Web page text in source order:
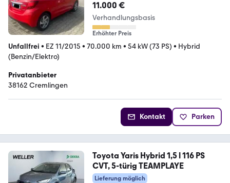
11.000 €
Verhandlungsbasis
Erhöhter Preis
Unfallfrei • EZ 11/2015 • 70.000 km • 54 kW (73 PS) • Hybrid
(Benzin/Elektro)
Privatanbieter
38162 Cremlingen
Kontakt Parken
Toyota Yaris Hybrid 1,5 l 116 PS
CVT, 5-türig TEAMPLAYE
Lieferung möglich